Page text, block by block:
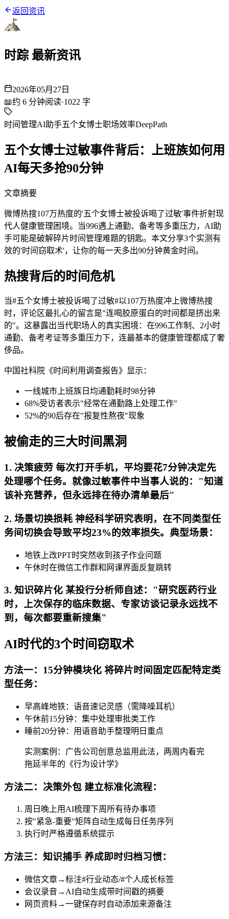
返回资讯
时踪 最新资讯
2026年05月27日
📖约 6 分钟阅读·1022 字
时间管理AI助手五个女博士职场效率DeepPath
五个女博士过敏事件背后：上班族如何用
AI每天多抢90分钟
文章摘要
微博热搜107万热度的'五个女博士被投诉喝了过敏'事件折射现
代人健康管理困境。当996遇上通勤、备考等多重压力，AI助
手可能是破解碎片时间管理难题的钥匙。本文分享3个实测有
效的'时间窃取术'，让你的每一天多出90分钟黄金时间。
热搜背后的时间危机
当#五个女博士被投诉喝了过敏#以107万热度冲上微博热搜
时，评论区最扎心的留言是"连喝胶原蛋白的时间都是挤出来
的"。这暴露出当代职场人的真实困境：在996工作制、2小时
通勤、备考考证等多重压力下，连最基本的健康管理都成了奢
侈品。
中国社科院《时间利用调查报告》显示：
一线城市上班族日均通勤耗时98分钟
68%受访者表示"经常在通勤路上处理工作"
52%的90后存在"报复性熬夜"现象
被偷走的三大时间黑洞
1. 决策疲劳 每次打开手机，平均要花7分钟决定先
处理哪个任务。就像过敏事件中当事人说的："知道
该补充营养，但永远排在待办清单最后"
2. 场景切换损耗 神经科学研究表明，在不同类型任
务间切换会导致平均23%的效率损失。典型场景：
地铁上改PPT时突然收到孩子作业问题
午休时在微信工作群和网课界面反复跳转
3. 知识碎片化 某投行分析师自述："研究医药行业
时，上次保存的临床数据、专家访谈记录永远找不
到，每次都要重新搜集"
AI时代的3个时间窃取术
方法一：15分钟模块化 将碎片时间固定匹配特定类
型任务：
早高峰地铁：语音速记灵感（需降噪耳机）
午休前15分钟：集中处理审批类工作
睡前20分钟：用语音助手整理明日重点
实测案例：广告公司创意总监用此法，两周内看完
拖延半年的《行为设计学》
方法二：决策外包 建立标准化流程：
周日晚上用AI梳理下周所有待办事项
按"紧急-重要"矩阵自动生成每日任务序列
执行时严格遵循系统提示
方法三：知识捕手 养成即时归档习惯：
微信文章→标注#行业动态/#个人成长标签
会议录音→AI自动生成带时间戳的摘要
网页资料→一键保存时自动添加来源备注